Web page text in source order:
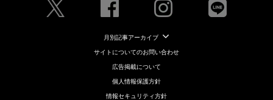
月別記事アーカイブ
サイトについてのお問い合わせ
広告掲載について
個人情報保護方針
情報セキュリティ方針